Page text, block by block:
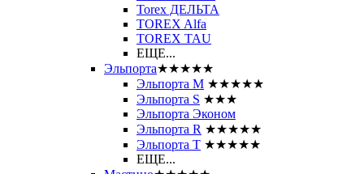
Torex ДЕЛЬТА
TOREX Alfa
TOREX TAU
ЕЩЕ...
Эльпорта★★★★★
Эльпорта M ★★★★★
Эльпорта S ★★★
Эльпорта Эконом
Эльпорта R ★★★★★
Эльпорта Т ★★★★★
ЕЩЕ...